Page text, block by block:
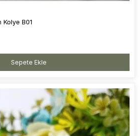
Kolye B01
Sepete Ekle